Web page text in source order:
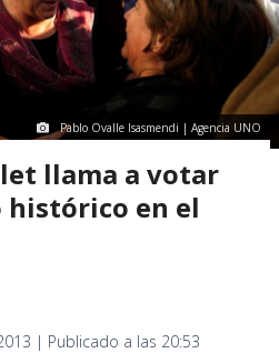
Pablo Ovalle Isasmendi | Agencia UNO
llama a votar
histórico en el
| Publicado a las 20:53